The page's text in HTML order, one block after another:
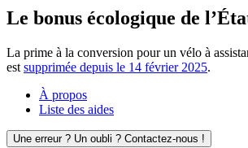
Le bonus écologique de
La prime à la conversion pour un vélo à
est supprimée depuis le 14 février 2025.
À propos
Liste des aides
Une erreur ? Un oubli ? Contactez-nous !